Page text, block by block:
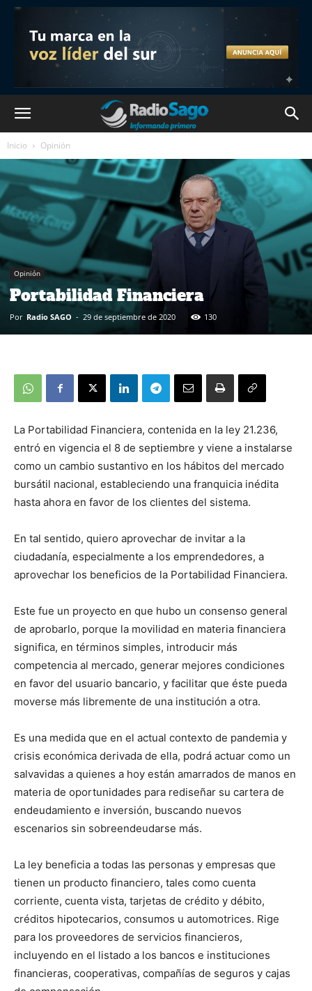
Inicio Opinión
Opinión
Portabilidad Financiera
Por Radio SAGO - 29 de septiembre de 2020 130
La Portabilidad Financiera, contenida en la ley 21.236,
entró en vigencia el 8 de septiembre y viene a instalarse
como un cambio sustantivo en los hábitos del mercado
bursátil nacional, estableciendo una franquicia inédita
hasta ahora en favor de los clientes del sistema.
En tal sentido, quiero aprovechar de invitar a la
ciudadanía, especialmente a los emprendedores, a
aprovechar los beneficios de la Portabilidad Financiera.
Este fue un proyecto en que hubo un consenso general
de aprobarlo, porque la movilidad en materia financiera
significa, en términos simples, introducir más
competencia al mercado, generar mejores condiciones
en favor del usuario bancario, y facilitar que éste pueda
moverse más libremente de una institución a otra.
Es una medida que en el actual contexto de pandemia y
crisis económica derivada de ella, podrá actuar como un
salvavidas a quienes a hoy están amarrados de manos en
materia de oportunidades para rediseñar su cartera de
endeudamiento e inversión, buscando nuevos
escenarios sin sobreendeudarse más.
La ley beneficia a todas las personas y empresas que
tienen un producto financiero, tales como cuenta
corriente, cuenta vista, tarjetas de crédito y débito,
créditos hipotecarios, consumos u automotrices. Rige
para los proveedores de servicios financieros,
incluyendo en el listado a los bancos e instituciones
financieras, cooperativas, compañías de seguros y cajas